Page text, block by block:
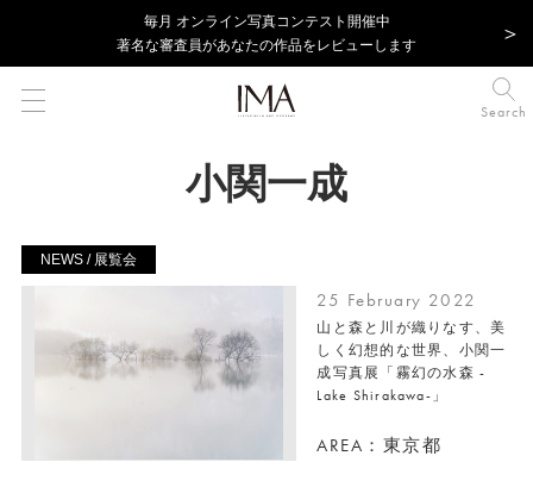
毎⽉ オンライン写真コンテスト開催中
著名な審査員があなたの作品をレビューします
Search
小関一成
NEWS / 展覧会
25 February 2022
山と森と川が織りなす、美
しく幻想的な世界、小関一
成写真展「霧幻の水森 -
Lake Shirakawa-」
AREA：東京都